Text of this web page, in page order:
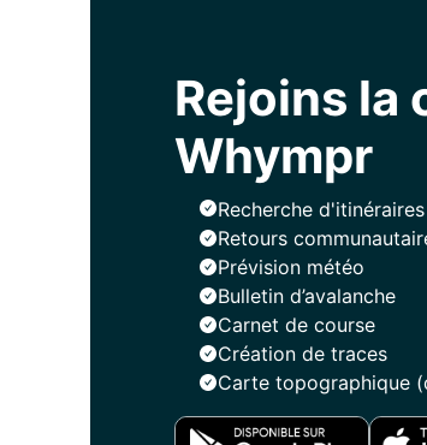
Rejoins la
Whympr
Recherche
Retours
Prévision météo
Bulletin d’avalanche
Carnet de course
Création de traces
Carte topographique